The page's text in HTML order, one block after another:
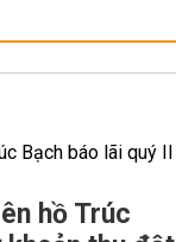
hồ Trúc